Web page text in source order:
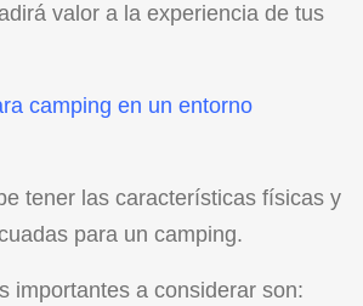
valor a la experiencia de tus
camping en un entorno
tener las características físicas y
para un camping.
importantes a considerar son: